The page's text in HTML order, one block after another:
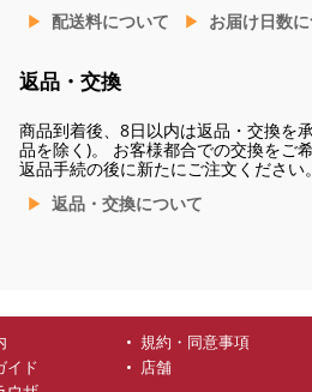
配送料について
お届け日数
返品・交換
商品到着後、8日以内は返品・交換を
品を除く)。 お客様都合での交換をご
返品手続の後に新たにご注文ください。
返品・交換について
規約・同意事項
イド
店舗